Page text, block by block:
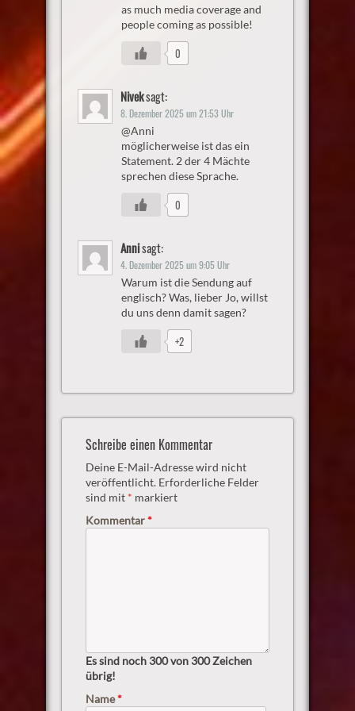
as much media coverage and
people coming as possible!
0
Niveksagt:
8. Dezember 2025 um 21:53 Uhr
@Anni
möglicherweise ist das ein
Statement. 2 der 4 Mächte
sprechen diese Sprache.
0
Annisagt:
4. Dezember 2025 um 9:05 Uhr
Warum ist die Sendung auf
englisch? Was, lieber Jo, willst
du uns denn damit sagen?
+2
Schreibe einen Kommentar
Deine E-Mail-Adresse wird nicht
veröffentlicht. Erforderliche Felder
sind mit * markiert
Kommentar*
Es sind noch 300von 300 Zeichen
übrig!
Name*